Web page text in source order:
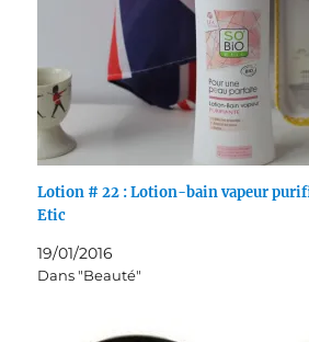
Lotion # 22 : Lotion-bain vapeur
Etic
19/01/2016
Dans "Beauté"